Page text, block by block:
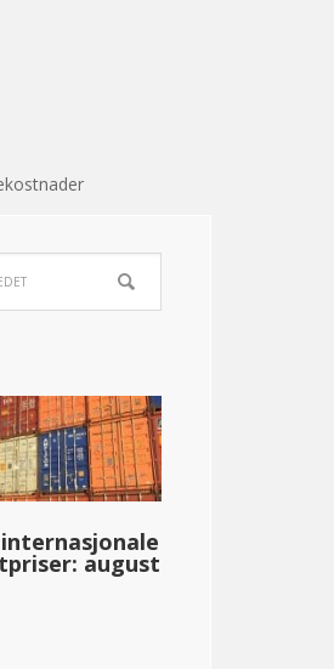
august